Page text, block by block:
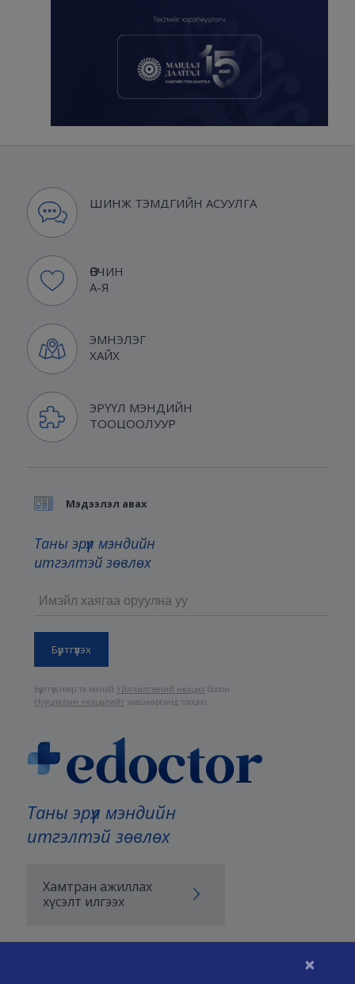
×
ШИНЖ ТЭМДГИЙН АСУУЛГА
ӨВЧИН
А-Я
ЭМНЭЛЭГ
ХАЙХ
ЭРҮҮЛ МЭНДИЙН
ТООЦООЛУУР
Таны эрүүл мэндийн
итгэлтэй зөвлөх
Хамтран ажиллах
хүсэлт илгээх
Мэдээлэл авах
Таны эрүүл мэндийн
итгэлтэй зөвлөх
Бүртгүүлснээр та манайҮйлчилгээний нөхцөл болон
Нууцлалын нөхцөлийг зөвшөөрсөнд тооцно.